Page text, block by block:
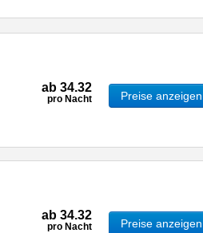
ab 34.32
pro Nacht Preise anzeigen
ab 34.32
pro Nacht Preise anzeigen